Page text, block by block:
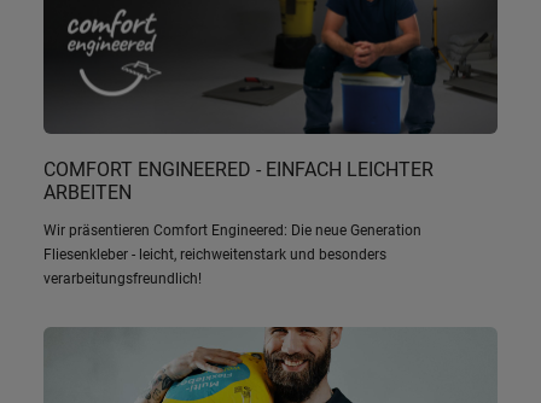
COMFORT ENGINEERED - EINFACH LEICHTER
ARBEITEN
Wir präsentieren Comfort Engineered: Die neue Generation
Fliesenkleber - leicht, reichweitenstark und besonders
verarbeitungsfreundlich!